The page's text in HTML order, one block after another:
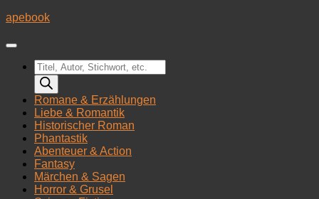
Zum
springen
apebook
Products
search
Romane & Erzählungen
Liebe & Romantik
Historischer Roman
Phantastik
Abenteuer & Action
Fantasy
Märchen & Sagen
Horror & Grusel